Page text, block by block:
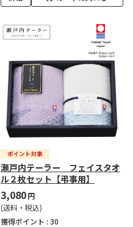
瀬戸内テーラー フェイスタオ
ル２枚セット【弔事用】
3,080円
(送料・税込)
獲得ポイント : 30